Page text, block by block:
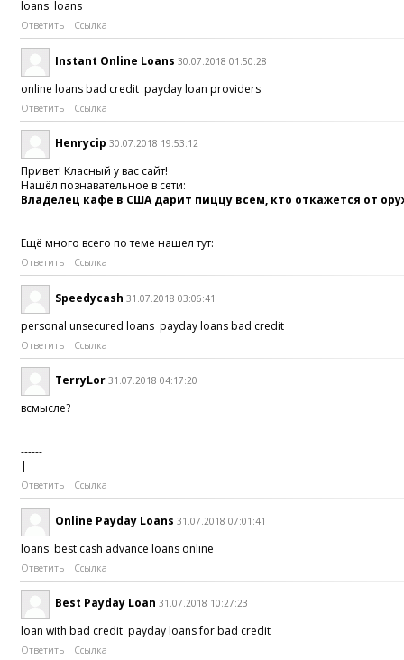
loans loans
Ответить Ссылка
Instant Online Loans 30.07.2018 01:50:28
online loans bad credit payday loan providers
Ответить Ссылка
Henrycip 30.07.2018 19:53:12
Привет! Класный у вас сайт!
Нашёл познавательное в сети:
Владелец кафе в США дарит пиццу всем, кто откажется от
Ещё много всего по теме нашел тут:
Ответить Ссылка
Speedycash 31.07.2018 03:06:41
personal unsecured loans payday loans bad credit
Ответить Ссылка
TerryLor 31.07.2018 04:17:20
всмысле?
------
|
Ответить Ссылка
Online Payday Loans 31.07.2018 07:01:41
loans best cash advance loans online
Ответить Ссылка
Best Payday Loan 31.07.2018 10:27:23
loan with bad credit payday loans for bad credit
Ответить Ссылка